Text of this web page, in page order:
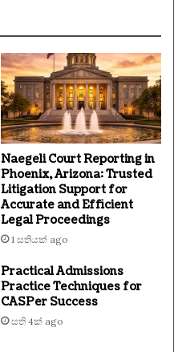
Naegeli Court Reporting in
Phoenix, Arizona: Trusted
Litigation Support for
Accurate and Efficient
Legal Proceedings
1 සතියක් ago
Practical Admissions
Practice Techniques for
CASPer Success
සති 4ක් ago